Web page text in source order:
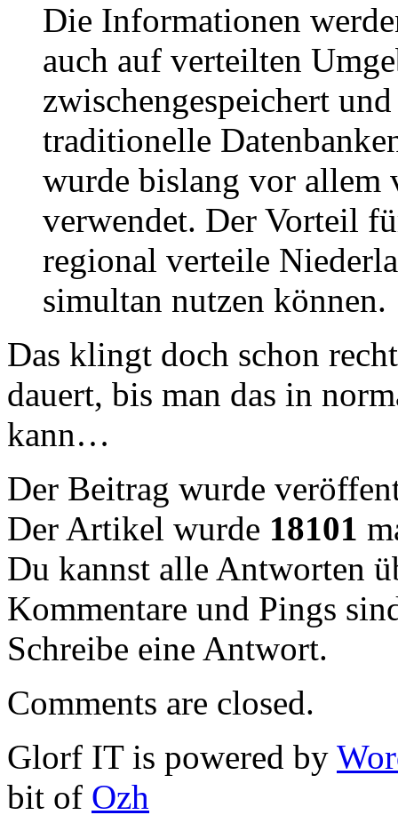
Die Informationen
auch auf verteilten
zwischengespeichert
traditionelle
wurde bislang vor allem
verwendet. Der Vorteil
regional verteile
simultan nutzen können.
Das klingt doch schon
dauert, bis man das in
kann…
Der Beitrag wurde
Der Artikel wurde 18101
Du kannst alle Antworten
Kommentare und Pings
Schreibe eine Antwort.
Comments are closed.
Glorf IT is powered by
bit of Ozh